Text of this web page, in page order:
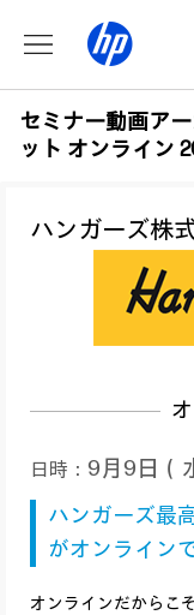
セミナー動画ア
ット オンライン
ハンガーズ株
日時： 9月9日（
ハンガーズ最
がオンライン
オンラインだからこ